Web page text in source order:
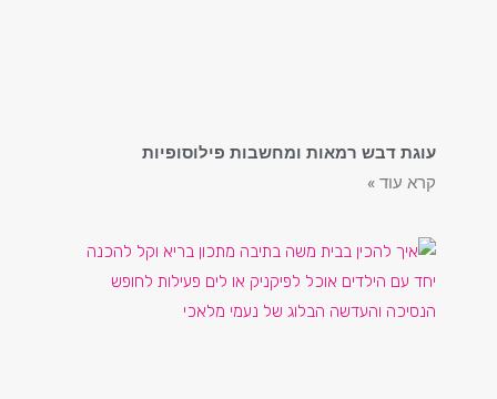
עוגת דבש רמאות ומחשבות פילוסופיות
קרא עוד »